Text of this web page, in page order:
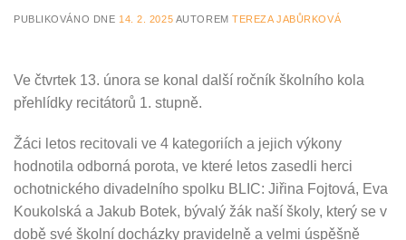
PUBLIKOVÁNO DNE 14. 2. 2025 AUTOREMTEREZA JABŮRKOVÁ
Ve čtvrtek 13. února se konal další ročník školního kola
přehlídky recitátorů 1. stupně.
Žáci letos recitovali ve 4 kategoriích a jejich výkony
hodnotila odborná porota, ve které letos zasedli herci
ochotnického divadelního spolku BLIC: Jiřina Fojtová, Eva
Koukolská a Jakub Botek, bývalý žák naší školy, který se v
době své školní docházky pravidelně a velmi úspěšně